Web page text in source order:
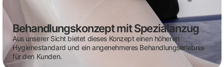
Behandlungskonzept mit Spezialanzug
Aus unserer Sicht bietet dieses Konzept einen höheren
Hygienestandard und ein angenehmeres Behandlungserlebnis
für den Kunden.